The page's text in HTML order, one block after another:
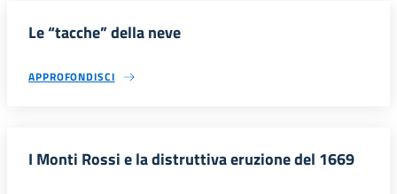
Le “tacche” della neve
APPROFONDISCI
I Monti Rossi e la distruttiva eruzione del 1669